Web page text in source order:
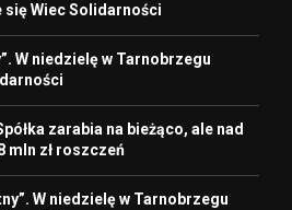
Wiec Solidarności
W niedzielę w Tarnobrzegu
zarabia na bieżąco, ale nad
mln zł roszczeń
W niedzielę w Tarnobrzegu